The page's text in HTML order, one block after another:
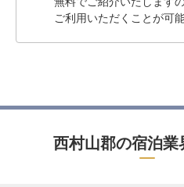
ご利用いただくことが可能
西村山郡の宿泊業